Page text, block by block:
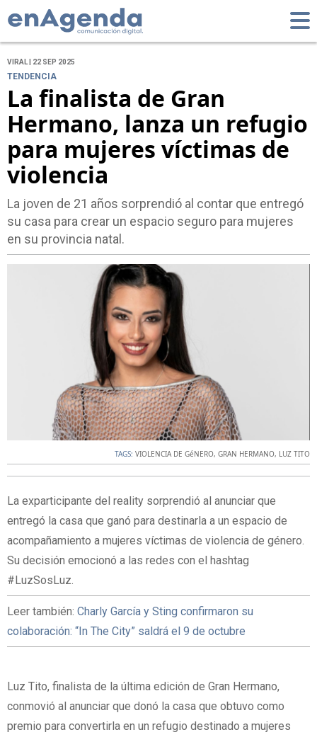
VIRAL | 22 SEP 2025
TENDENCIA
La finalista de Gran
Hermano, lanza un refugio
para mujeres víctimas de
violencia
La joven de 21 años sorprendió al contar que entregó
su casa para crear un espacio seguro para mujeres
en su provincia natal.
TAGS: VIOLENCIA DE GéNERO, GRAN HERMANO, LUZ TITO
La exparticipante del reality sorprendió al anunciar que
entregó la casa que ganó para destinarla a un espacio de
acompañamiento a mujeres víctimas de violencia de género.
Su decisión emocionó a las redes con el hashtag
#LuzSosLuz.
Leer también: Charly García y Sting confirmaron su
colaboración: “In The City” saldrá el 9 de octubre
Luz Tito, finalista de la última edición de Gran Hermano,
conmovió al anunciar que donó la casa que obtuvo como
premio para convertirla en un refugio destinado a mujeres